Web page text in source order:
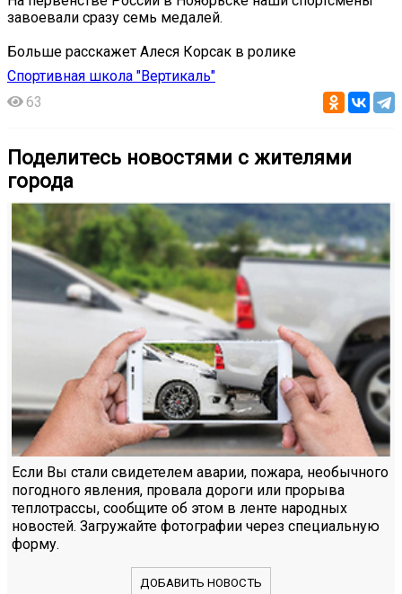
завоевали сразу семь медалей.
Больше расскажет Алеся Корсак в ролике
Спортивная школа "Вертикаль"
63
Поделитесь новостями с жителями
города
Если Вы стали свидетелем аварии, пожара, необычного
погодного явления, провала дороги или прорыва
теплотрассы, сообщите об этом в ленте народных
новостей. Загружайте фотографии через специальную
форму.
ДОБАВИТЬ НОВОСТЬ